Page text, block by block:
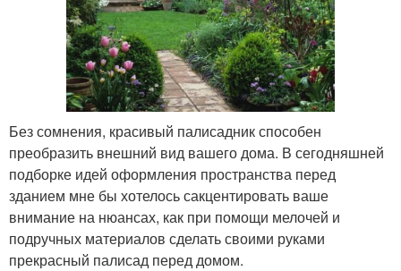
Без сомнения, красивый палисадник способен
преобразить внешний вид вашего дома. В сегодняшней
подборке идей оформления пространства перед
зданием мне бы хотелось сакцентировать ваше
внимание на нюансах, как при помощи мелочей и
подручных материалов сделать своими руками
прекрасный палисад перед домом.